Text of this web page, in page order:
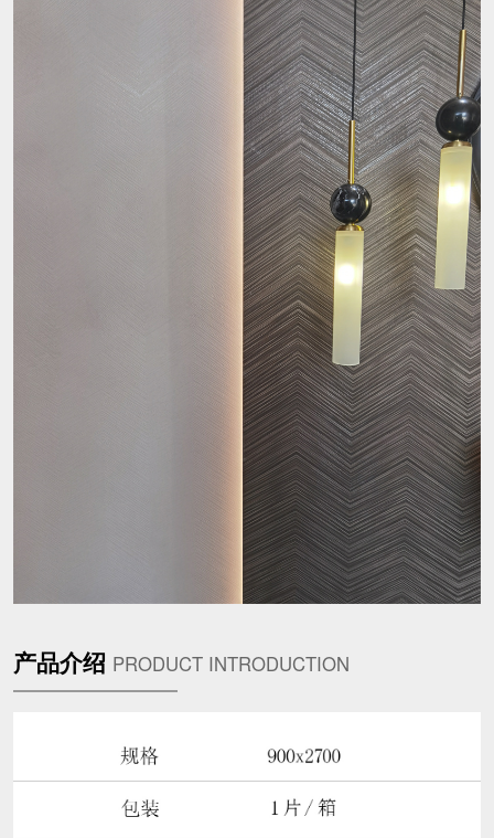
产品介绍 PRODUCT INTRODUCTION